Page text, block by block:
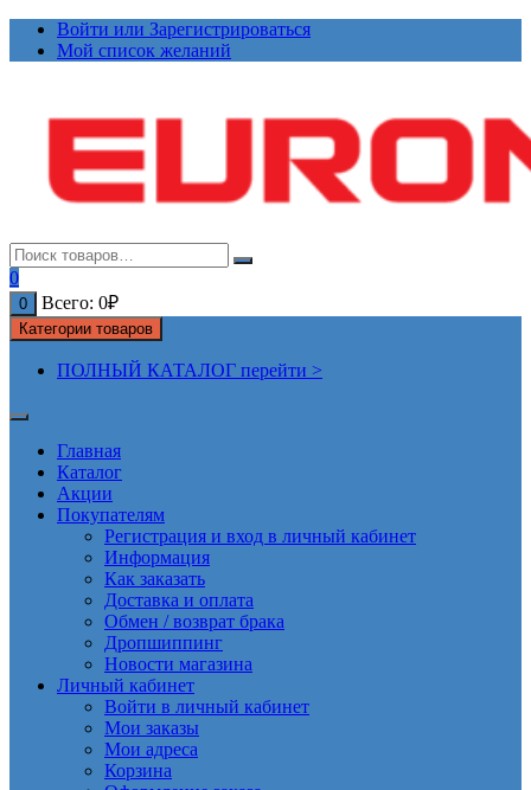
ПерейтиВойти или Зарегистрироваться
Мой список желаний
0
0 Всего: 0₽
Категории товаров
ПОЛНЫЙ КАТАЛОГ перейти >
Главная
Каталог
Акции
Покупателям
Регистрация и вход в личный кабинет
Информация
Как заказать
Доставка и оплата
Обмен / возврат брака
Дропшиппинг
Новости магазина
Личный кабинет
Войти в личный кабинет
Мои заказы
Мои адреса
Корзина